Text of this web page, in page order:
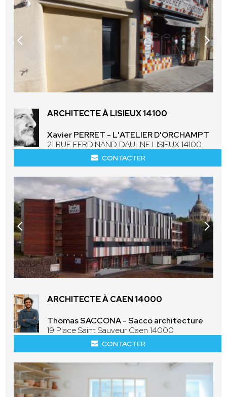
ARCHITECTE À LISIEUX 14100
Xavier PERRET - L'ATELIER D'ORCHAMPT
21 RUE FERDINAND DAULNE LISIEUX 14100
CONTACTER
ARCHITECTE À CAEN 14000
Thomas SACCONA - Sacco architecture
19 Place Saint Sauveur Caen 14000
CONTACTER